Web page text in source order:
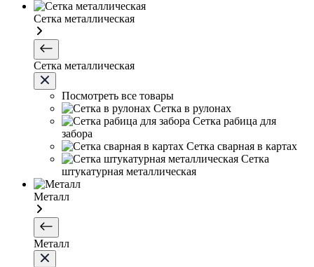
Сетка металлическая
Сетка металлическая
Посмотреть все товары
Сетка в рулонах
Сетка рабица для
забора
Сетка сварная в картах
Сетка
штукатурная металлическая
Металл
Металл